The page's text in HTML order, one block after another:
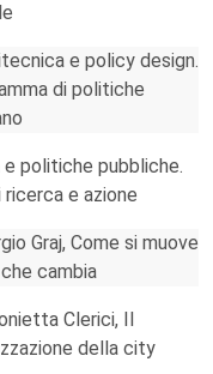
e policy design.
di politiche
e politiche pubbliche.
e azione
Graj, Come si muove
cambia
Clerici, Il
della city